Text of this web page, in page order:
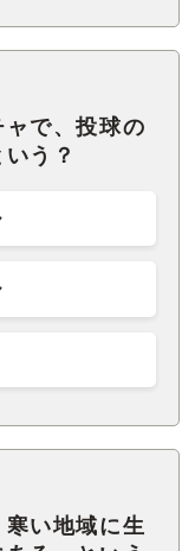
で、投球の
う？
寒い地域に生